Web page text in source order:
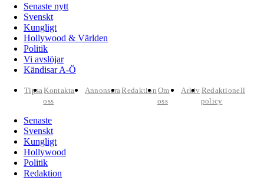
Senaste nytt
Svenskt
Kungligt
Hollywood & Världen
Politik
Vi avslöjar
Kändisar A-Ö
TipsaKontakta
oss
AnnonseraRedaktion Om
oss
Arkiv Redaktionell
policy
Senaste
Svenskt
Kungligt
Hollywood
Politik
Redaktion